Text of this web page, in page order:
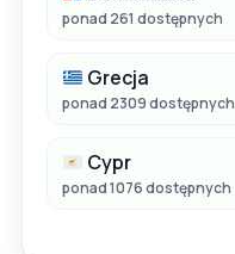
ponad 261 dostępnych
Grecja
ponad 2309 dostępnych
Cypr
ponad 1076 dostępnych